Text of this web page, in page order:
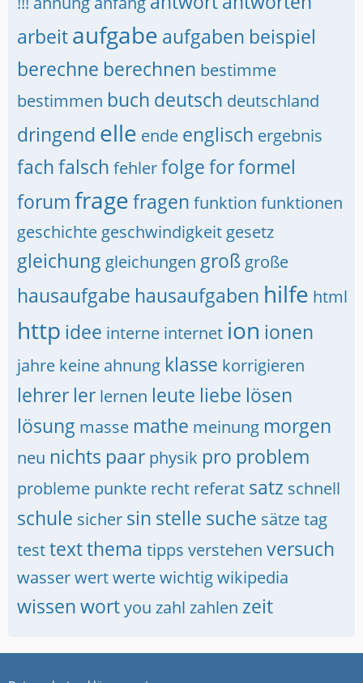
arbeitaufgabe aufgaben beispiel
berechne berechnen bestimme
bestimmen buch deutsch deutschland
dringend elle ende englisch ergebnis
fachfalsch fehlerfolgeforformel
forumfragefragen funktion funktionen
geschichte geschwindigkeit gesetz
gleichung gleichungen groß große
hausaufgabe hausaufgaben hilfe html
http idee interne internet ion ionen
jahre keine ahnung klasse korrigieren
lehrer ler lernen leute liebe lösen
lösung masse mathe meinung morgen
neu nichts paar physik pro problem
probleme punkte recht referat satz schnell
schule sicher sin stelle suche sätzetag
testtextthema tipps verstehen versuch
wasserwertwertewichtigwikipedia
wissenwortyou zahl zahlen zeit